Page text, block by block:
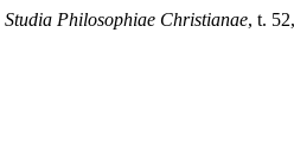
Studia Philosophiae Christianae, t.